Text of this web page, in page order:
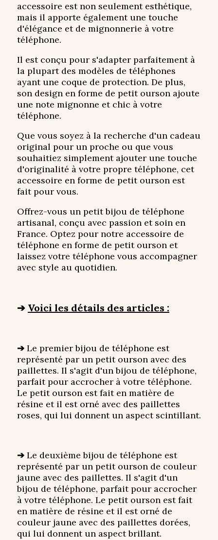
accessoire est non seulement esthétique,
mais il apporte également une touche
d'élégance et de mignonnerie à votre
téléphone.
Il est conçu pour s'adapter parfaitement à
la plupart des modèles de téléphones
ayant une coque de protection. De plus,
son design en forme de petit ourson ajoute
une note mignonne et chic à votre
téléphone.
Que vous soyez à la recherche d'un cadeau
original pour un proche ou que vous
souhaitiez simplement ajouter une touche
d'originalité à votre propre téléphone, cet
accessoire en forme de petit ourson est
fait pour vous.
Offrez-vous un petit bijou de téléphone
artisanal, conçu avec passion et soin en
France. Optez pour notre accessoire de
téléphone en forme de petit ourson et
laissez votre téléphone vous accompagner
avec style au quotidien.
➔ Voici les détails des articles :
➔ Le premier bijou de téléphone est
représenté par un petit ourson avec des
paillettes. Il s'agit d'un bijou de téléphone,
parfait pour accrocher à votre téléphone.
Le petit ourson est fait en matière de
résine et il est orné avec des paillettes
roses, qui lui donnent un aspect scintillant.
➔ Le deuxième bijou de téléphone est
représenté par un petit ourson de couleur
jaune avec des paillettes. Il s'agit d'un
bijou de téléphone, parfait pour accrocher
à votre téléphone. Le petit ourson est fait
en matière de résine et il est orné de
couleur jaune avec des paillettes dorées,
qui lui donnent un aspect brillant.